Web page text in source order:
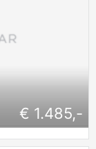
€ 1.485,-